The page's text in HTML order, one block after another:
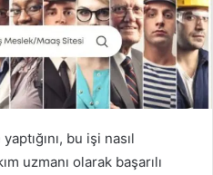
bu işi nasıl
uzmanı olarak başarılı